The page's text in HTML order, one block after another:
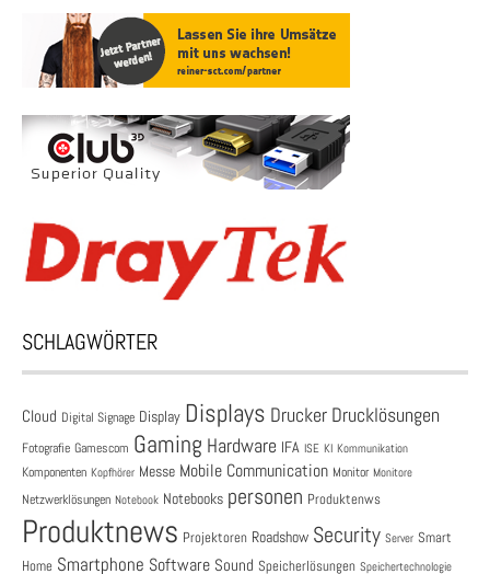
SCHLAGWÖRTER
Cloud Digital Signage Display Displays Drucker Drucklösungen
Fotografie Gamescom Gaming Hardware IFA ISE KI Kommunikation
Komponenten Kopfhörer Messe Mobile Communication Monitor Monitore
Netzwerklösungen Notebook Notebooks personen Produktenws
Produktnews Projektoren Roadshow Security Server Smart
Home Smartphone Software Sound Speicherlösungen Speichertechnologie